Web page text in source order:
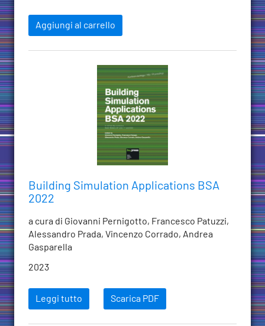
Aggiungi al carrello
Building Simulation Applications BSA
2022
a cura di Giovanni Pernigotto, Francesco Patuzzi,
Alessandro Prada, Vincenzo Corrado, Andrea
Gasparella
2023
Leggi tutto Scarica PDF